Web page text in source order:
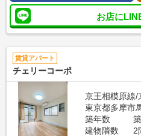
お店に
賃貸アパート
チェリーコーポ
京王相模原線/
東京都多摩市
築年数
建物階数
2